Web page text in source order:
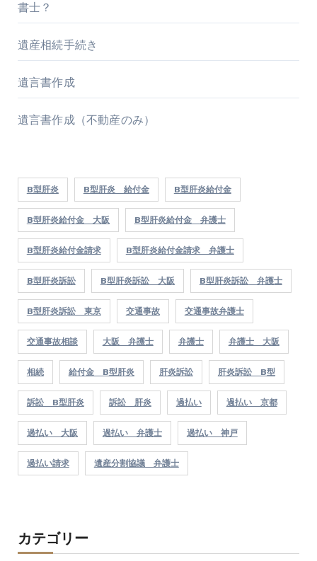
書士？
遺産相続手続き
遺言書作成
遺言書作成（不動産のみ）
B型肝炎 B型肝炎 給付金 B型肝炎給付金
B型肝炎給付金 大阪 B型肝炎給付金 弁護士
B型肝炎給付金請求 B型肝炎給付金請求 弁護士
B型肝炎訴訟 B型肝炎訴訟 大阪 B型肝炎訴訟 弁護士
B型肝炎訴訟 東京 交通事故 交通事故弁護士
交通事故相談 大阪 弁護士 弁護士 弁護士 大阪
相続 給付金 B型肝炎 肝炎訴訟 肝炎訴訟 B型
訴訟 B型肝炎 訴訟 肝炎 過払い 過払い 京都
過払い 大阪 過払い 弁護士 過払い 神戸
過払い請求 遺産分割協議 弁護士
カテゴリー